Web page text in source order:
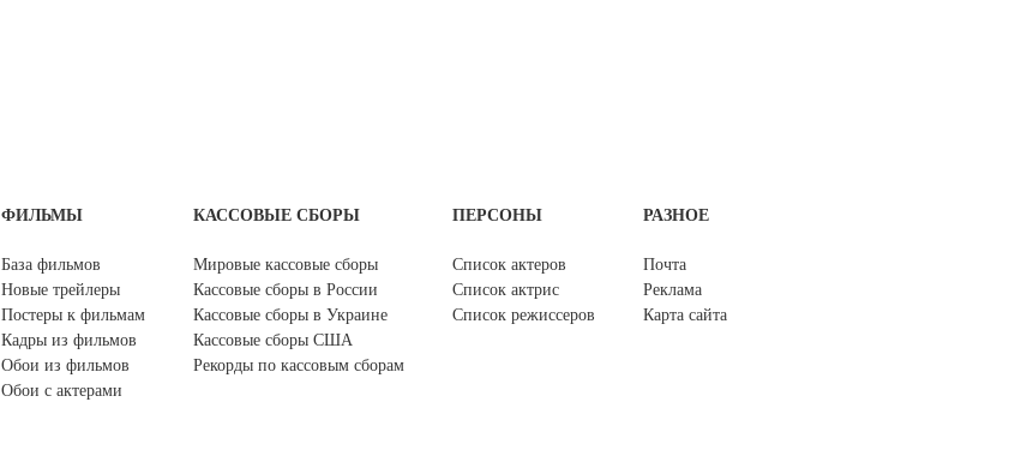
ФИЛЬМЫ
База фильмов
Новые трейлеры
Постеры к фильмам
Кадры из фильмов
Обои из фильмов
Обои с актерами
КАССОВЫЕ СБОРЫ
Мировые кассовые сборы
Кассовые сборы в России
Кассовые сборы в Украине
Кассовые сборы США
Рекорды по кассовым сборам
ПЕРСОНЫ
Список актеров
Список актрис
Список режиссеров
РАЗНОЕ
Почта
Реклама
Карта сайта